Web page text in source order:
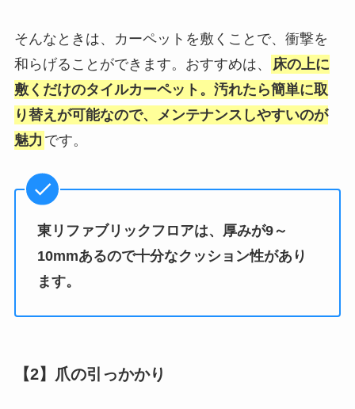
そんなときは、カーペットを敷くことで、衝撃を
和らげることができます。おすすめは、
床の上に
敷くだけのタイルカーペット。汚れたら簡単に取
り替えが可能なので、メンテナンスしやすいのが
魅力 です。
東リファブリックフロアは、厚みが9～
10mmあるので十分なクッション性があり
ます。
【2】爪の引っかかり